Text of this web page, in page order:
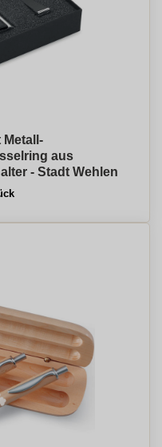
aus
- Stadt Wehlen